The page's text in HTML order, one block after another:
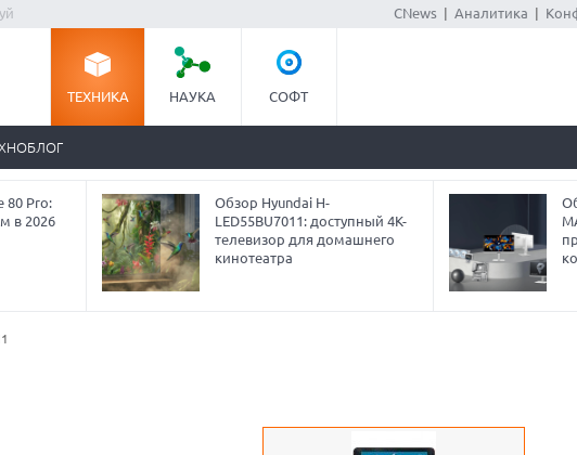
CNews| Аналитика
ТЕХНИКА НАУКА СОФТ
80 Pro:
в 2026
Обзор Hyundai H-
LED55BU7011: доступный 4K-
телевизор для домашнего
кинотеатра